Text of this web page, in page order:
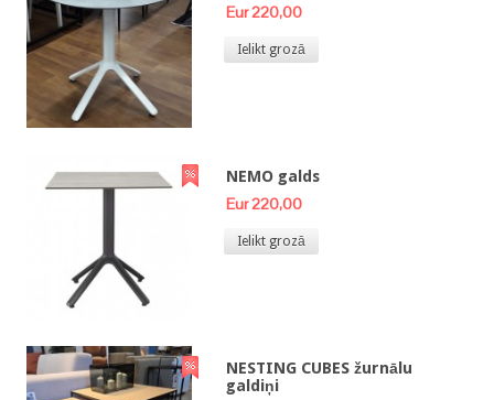
Eur 220,00
Ielikt grozā
NEMO galds
Eur 220,00
Ielikt grozā
NESTING CUBES žurnālu
galdiņi